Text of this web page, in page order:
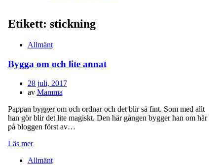
Etikett: stickning
Allmänt
Bygga om och lite annat
Publicerad
den
28 juli, 2017
av Mamma
Pappan bygger om och ordnar och det blir så fint. Som med allt
han gör blir det lite magiskt. Den här gången bygger han om här
på bloggen först av…
Läs mer
Allmänt